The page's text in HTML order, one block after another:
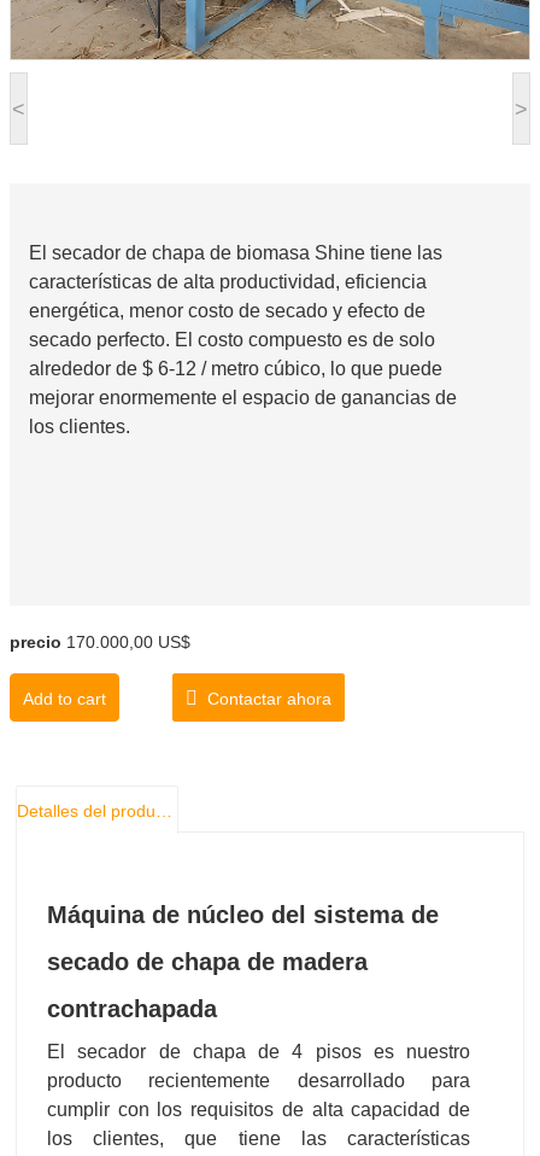
< >
El secador de chapa de biomasa Shine tiene las
características de alta productividad, eficiencia
energética, menor costo de secado y efecto de
secado perfecto. El costo compuesto es de solo
alrededor de $ 6-12 / metro cúbico, lo que puede
mejorar enormemente el espacio de ganancias de
los clientes.
precio 170.000,00 US$
Add to cart Contactar ahora
Detalles del producto
Máquina de núcleo del sistema de
secado de chapa de madera
contrachapada
El secador de chapa de 4 pisos es nuestro
producto recientemente desarrollado para
cumplir con los requisitos de alta capacidad de
los clientes, que tiene las características